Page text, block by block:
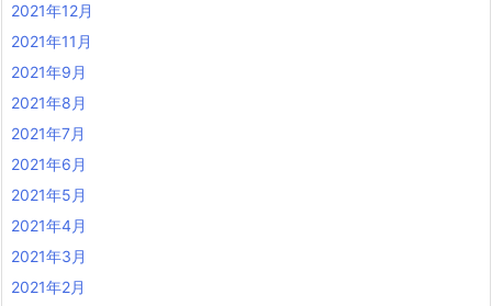
2021年12月
2021年11月
2021年9月
2021年8月
2021年7月
2021年6月
2021年5月
2021年4月
2021年3月
2021年2月